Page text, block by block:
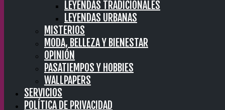
LEYENDAS TRADICIONALES
LEYENDAS URBANAS
MISTERIOS
MODA, BELLEZA Y BIENESTAR
OPINIÓN
PASATIEMPOS Y HOBBIES
WALLPAPERS
SERVICIOS
POLÍTICA DE PRIVACIDAD